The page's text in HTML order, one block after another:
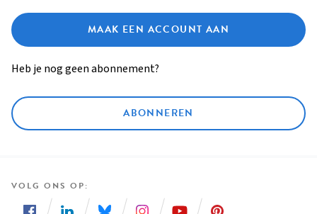
MAAK EEN ACCOUNT AAN
Heb je nog geen abonnement?
ABONNEREN
VOLG ONS OP